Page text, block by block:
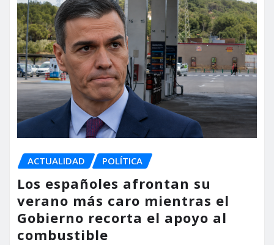
ACTUALIDAD POLÍTICA
Los españoles afrontan su
verano más caro mientras el
Gobierno recorta el apoyo al
combustible